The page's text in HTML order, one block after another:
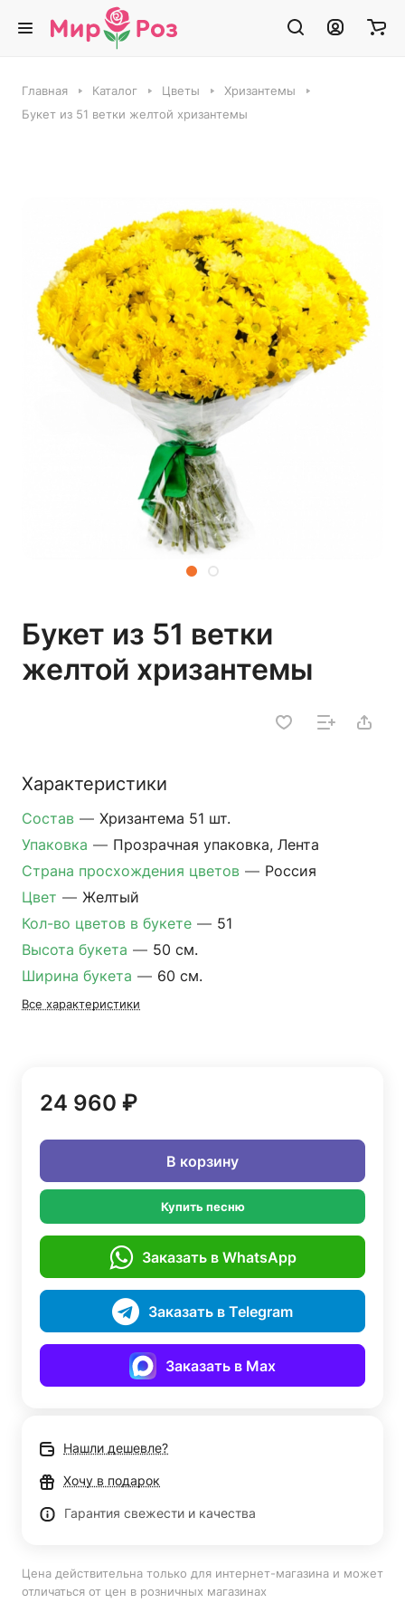
Главная Каталог Цветы
Хризантемы
Букет из 51 ветки желтой хризантемы
Букет из 51 ветки
желтой хризантемы
Характеристики
Состав — Хризантема 51 шт.
Упаковка — Прозрачная упаковка, Лента
Страна просхождения цветов — Россия
Цвет — Желтый
Кол-во цветов в букете — 51
Высота букета — 50 см.
Ширина букета — 60 см.
Все характеристики
24 960 ₽
В корзину
Купить песню
Заказать в WhatsApp
Заказать в Telegram
Заказать в Max
Нашли дешевле?
Хочу в подарок
Гарантия свежести и качества
Цена действительна только для интернет-магазина и может
отличаться от цен в розничных магазинах